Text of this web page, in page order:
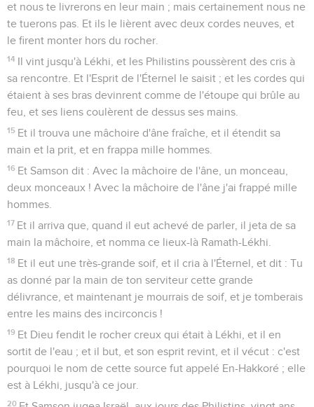
et nous te livrerons en leur main ; mais certainement nous ne
te tuerons pas. Et ils le lièrent avec deux cordes neuves, et
le firent monter hors du rocher.
14 Il vint jusqu'à Lékhi, et les Philistins poussèrent des cris à
sa rencontre. Et l'Esprit de l'Éternel le saisit ; et les cordes qui
étaient à ses bras devinrent comme de l'étoupe qui brûle au
feu, et ses liens coulèrent de dessus ses mains.
15 Et il trouva une mâchoire d'âne fraîche, et il étendit sa
main et la prit, et en frappa mille hommes.
16 Et Samson dit : Avec la mâchoire de l'âne, un monceau,
deux monceaux ! Avec la mâchoire de l'âne j'ai frappé mille
hommes.
17 Et il arriva que, quand il eut achevé de parler, il jeta de sa
main la mâchoire, et nomma ce lieux-là Ramath-Lékhi.
18 Et il eut une très-grande soif, et il cria à l'Éternel, et dit : Tu
as donné par la main de ton serviteur cette grande
délivrance, et maintenant je mourrais de soif, et je tomberais
entre les mains des incirconcis !
19 Et Dieu fendit le rocher creux qui était à Lékhi, et il en
sortit de l'eau ; et il but, et son esprit revint, et il vécut : c'est
pourquoi le nom de cette source fut appelé En-Hakkoré ; elle
est à Lékhi, jusqu'à ce jour.
20